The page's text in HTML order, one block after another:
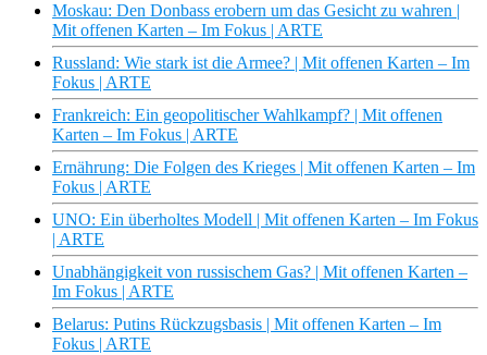
Moskau: Den Donbass erobern um das Gesicht zu wahren |
Mit offenen Karten – Im Fokus | ARTE
Russland: Wie stark ist die Armee? | Mit offenen Karten – Im
Fokus | ARTE
Frankreich: Ein geopolitischer Wahlkampf? | Mit offenen
Karten – Im Fokus | ARTE
Ernährung: Die Folgen des Krieges | Mit offenen Karten – Im
Fokus | ARTE
UNO: Ein überholtes Modell | Mit offenen Karten – Im Fokus
| ARTE
Unabhängigkeit von russischem Gas? | Mit offenen Karten –
Im Fokus | ARTE
Belarus: Putins Rückzugsbasis | Mit offenen Karten – Im
Fokus | ARTE